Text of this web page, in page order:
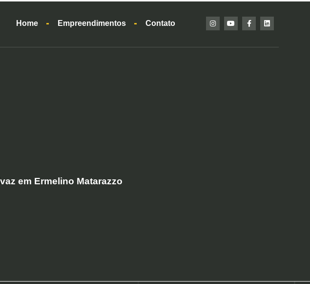
Home Empreendimentos Contato
em Ermelino Matarazzo